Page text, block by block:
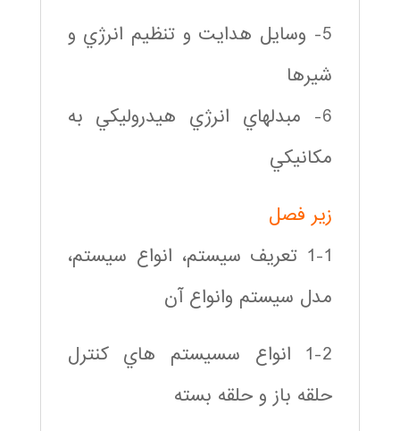
5- وسايل هدايت و تنظيم انرژي و
شيرها
6- مبدلهاي انرژي هيدروليكي به
مكانيكي
زير فصل
1-1 تعريف سيستم، انواع سيستم،
مدل سيستم وانواع آن
1-2 انواع سسيستم هاي كنترل
حلقه باز و حلقه بسته